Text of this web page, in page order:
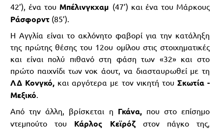
42’), ένα του Μπέλινγκχαμ (47’) και ένα του Μάρκους
Ράσφορντ (85’).
Η Αγγλία είναι το ακλόνητο φαβορί για την κατάληξη
της πρώτης θέσης του 12ου ομίλου στις στοιχηματικές
και είναι πολύ πιθανό στη φάση των «32» και στο
πρώτο παιχνίδι των νοκ άουτ, να διασταυρωθεί με τη
ΛΔ Κονγκό, και αργότερα με τον νικητή του Σκωτία -
Μεξικό.
Από την άλλη, βρίσκεται η Γκάνα,που στο επίσημο
ντεμπούτο του Κάρλος Κεϊρόζ στον πάγκο της,